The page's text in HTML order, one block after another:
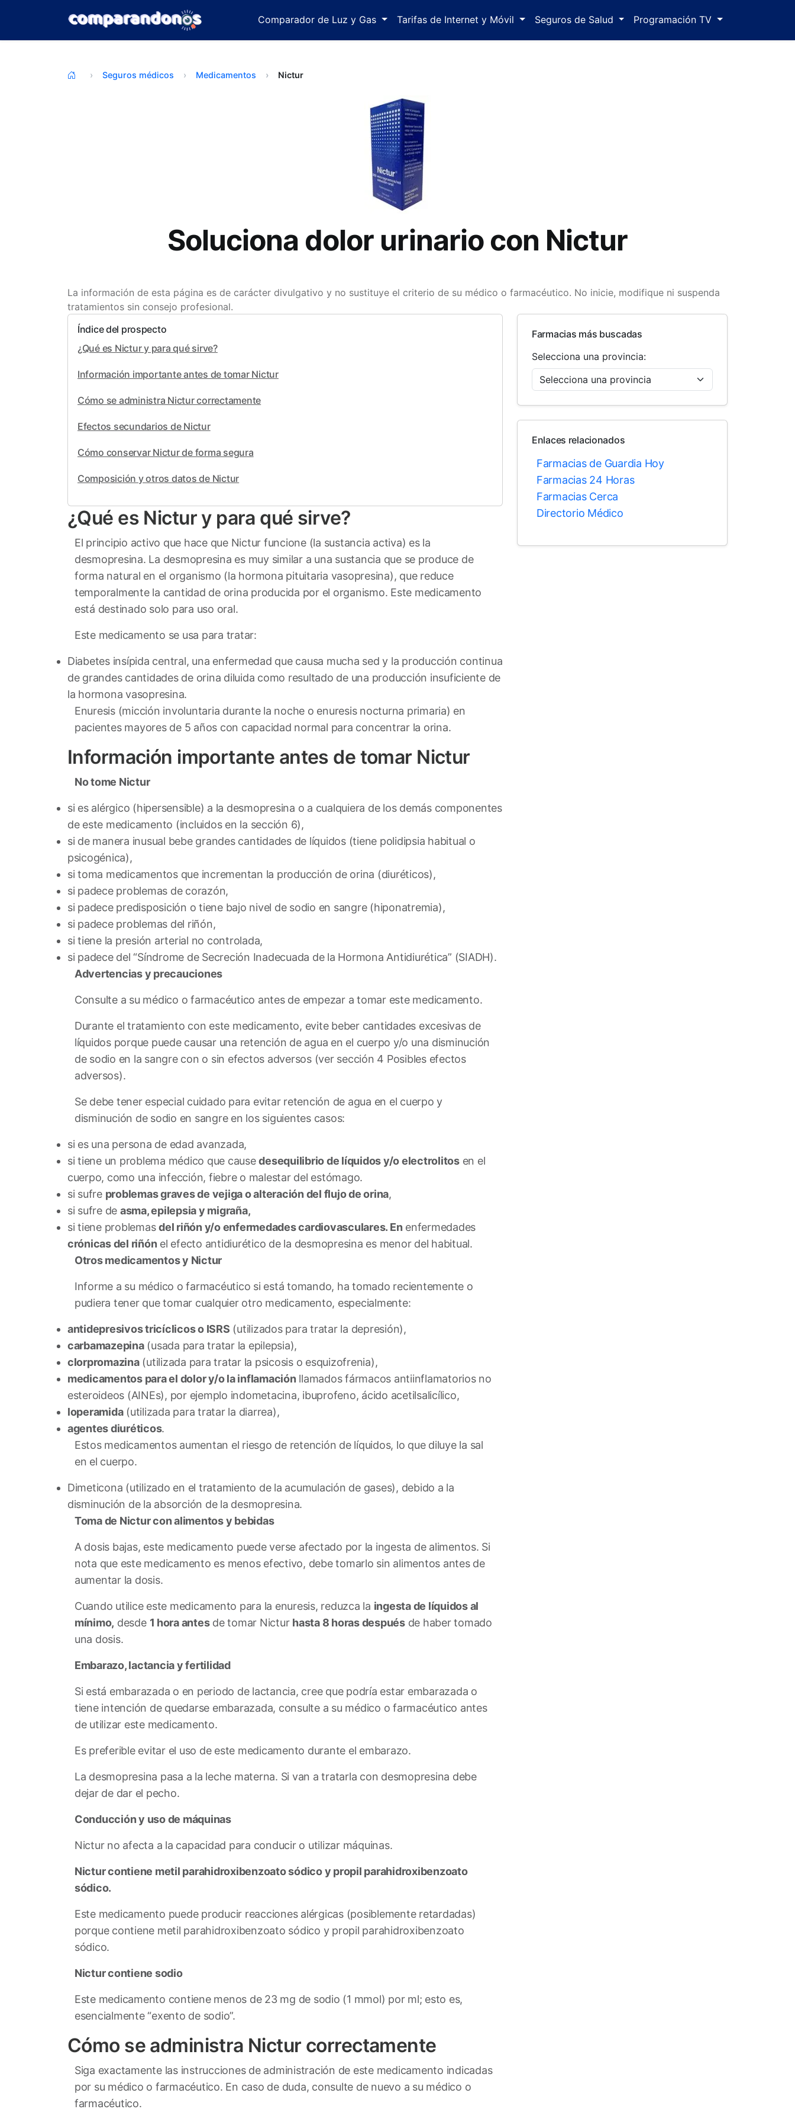
Comparador de Luz y Gas Tarifas de Internet y Móvil Seguros de Salud Programación TV
Seguros médicos Medicamentos Nictur
Soluciona dolor urinario con Nictur
La información de esta página es de carácter divulgativo y no sustituye el criterio de su médico o farmacéutico. No inicie, modifique ni suspenda
tratamientos sin consejo profesional.
Índice del prospecto
¿Qué es Nictur y para qué sirve?
Información importante antes de tomar Nictur
Cómo se administra Nictur correctamente
Efectos secundarios de Nictur
Cómo conservar Nictur de forma segura
Composición y otros datos de Nictur
¿Qué es Nictur y para qué sirve?
El principio activo que hace que Nictur funcione (la sustancia activa) es la
desmopresina. La desmopresina es muy similar a una sustancia que se produce de
forma natural en el organismo (la hormona pituitaria vasopresina), que reduce
temporalmente la cantidad de orina producida por el organismo. Este medicamento
está destinado solo para uso oral.
Este medicamento se usa para tratar:
Diabetes insípida central, una enfermedad que causa mucha sed y la producción continua
de grandes cantidades de orina diluida como resultado de una producción insuficiente de
la hormona vasopresina.
Enuresis (micción involuntaria durante la noche o enuresis nocturna primaria) en
pacientes mayores de 5 años con capacidad normal para concentrar la orina.
Información importante antes de tomar Nictur
No tome Nictur
si es alérgico (hipersensible) a la desmopresina o a cualquiera de los demás componentes
de este medicamento (incluidos en la sección 6),
si de manera inusual bebe grandes cantidades de líquidos (tiene polidipsia habitual o
psicogénica),
si toma medicamentos que incrementan la producción de orina (diuréticos),
si padece problemas de corazón,
si padece predisposición o tiene bajo nivel de sodio en sangre (hiponatremia),
si padece problemas del riñón,
si tiene la presión arterial no controlada,
si padece del “Síndrome de Secreción Inadecuada de la Hormona Antidiurética” (SIADH).
Advertencias y precauciones
Consulte a su médico o farmacéutico antes de empezar a tomar este medicamento.
Durante el tratamiento con este medicamento, evite beber cantidades excesivas de
líquidos porque puede causar una retención de agua en el cuerpo y/o una disminución
de sodio en la sangre con o sin efectos adversos (ver sección 4 Posibles efectos
adversos).
Se debe tener especial cuidado para evitar retención de agua en el cuerpo y
disminución de sodio en sangre en los siguientes casos:
si es una persona de edad avanzada,
si tiene un problema médico que causedesequilibrio de líquidos y/o electrolitosen el
cuerpo, como una infección, fiebre o malestar del estómago.
si sufre problemas graves de vejiga o alteración del flujo de orina,
si sufre de asma, epilepsia y migraña,
si tiene problemasdel riñón y/o enfermedades cardiovasculares. En enfermedades
crónicas del riñón el efecto antidiurético de la desmopresina es menor del habitual.
Otros medicamentos y Nictur
Informe a su médico o farmacéutico si está tomando, ha tomado recientemente o
pudiera tener que tomar cualquier otro medicamento, especialmente:
antidepresivos tricíclicos o ISRS (utilizados para tratar la depresión),
carbamazepina(usada para tratar la epilepsia),
clorpromazina(utilizada para tratar la psicosis o esquizofrenia),
medicamentos para el dolor y/o la inflamación llamados fármacos antiinflamatorios no
esteroideos (AINEs), por ejemplo indometacina, ibuprofeno, ácido acetilsalicílico,
loperamida(utilizada para tratar la diarrea),
agentes diuréticos.
Estos medicamentos aumentan el riesgo de retención de líquidos, lo que diluye la sal
en el cuerpo.
Dimeticona (utilizado en el tratamiento de la acumulación de gases), debido a la
disminución de la absorción de la desmopresina.
Toma de Nictur con alimentos y bebidas
A dosis bajas, este medicamento puede verse afectado por la ingesta de alimentos. Si
nota que este medicamento es menos efectivo, debe tomarlo sin alimentos antes de
aumentar la dosis.
Cuando utilice este medicamento para la enuresis, reduzca la ingesta de líquidos al
mínimo, desde 1 hora antesde tomar Nictur hasta 8 horas despuésde haber tomado
una dosis.
Embarazo, lactancia y fertilidad
Si está embarazada o en periodo de lactancia, cree que podría estar embarazada o
tiene intención de quedarse embarazada, consulte a su médico o farmacéutico antes
de utilizar este medicamento.
Es preferible evitar el uso de este medicamento durante el embarazo.
La desmopresina pasa a la leche materna. Si van a tratarla con desmopresina debe
dejar de dar el pecho.
Conducción y uso de máquinas
Nictur no afecta a la capacidad para conducir o utilizar máquinas.
Nictur contiene metil parahidroxibenzoato sódico y propil parahidroxibenzoato
sódico.
Este medicamento puede producir reacciones alérgicas (posiblemente retardadas)
porque contiene metil parahidroxibenzoato sódico y propil parahidroxibenzoato
sódico.
Nictur contiene sodio
Este medicamento contiene menos de 23 mg de sodio (1 mmol) por ml; esto es,
esencialmente “exento de sodio”.
Cómo se administra Nictur correctamente
Siga exactamente las instrucciones de administración de este medicamento indicadas
por su médico o farmacéutico. En caso de duda, consulte de nuevo a su médico o
farmacéutico.
Farmacias más buscadas
Selecciona una provincia:
Enlaces relacionados
Farmacias de Guardia Hoy
Farmacias 24 Horas
Farmacias Cerca
Directorio Médico